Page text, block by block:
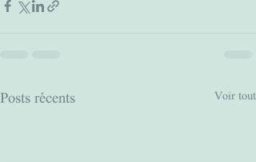
Posts récents Voir tout